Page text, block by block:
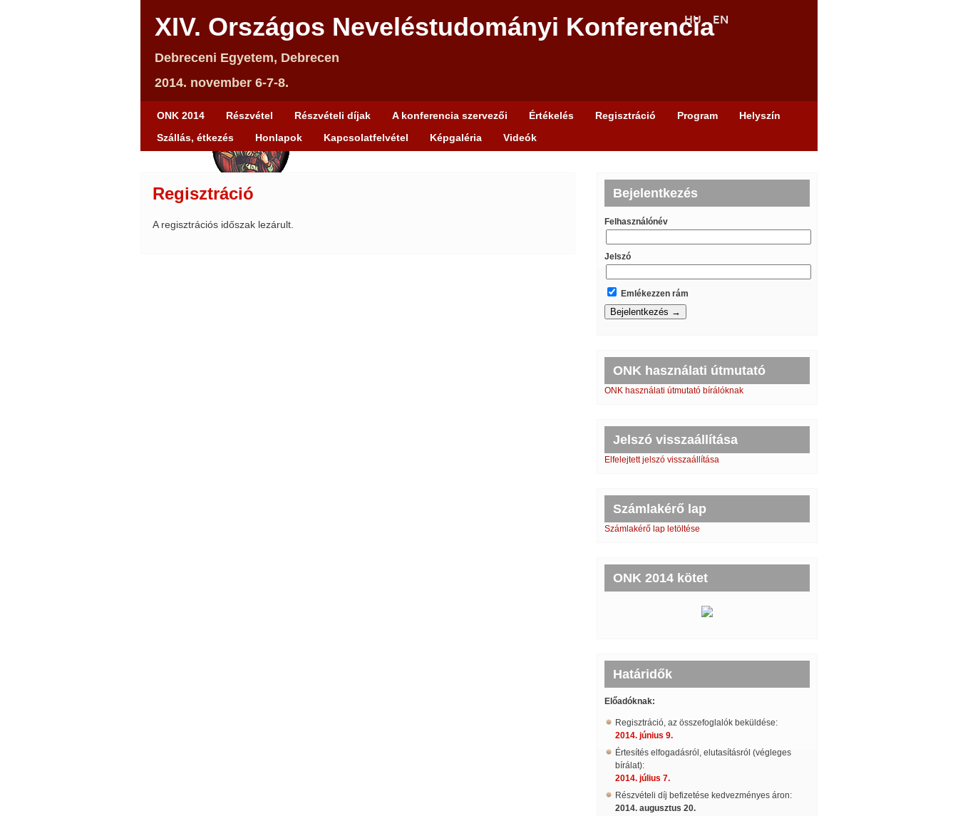
XIV. Országos Neveléstudományi Konferencia
Debreceni Egyetem, Debrecen
2014. november 6-7-8.
ONK 2014 Részvétel Részvételi díjak A konferencia szervezői Értékelés Regisztráció Program
Helyszín
Szállás, étkezés
Honlapok Kapcsolatfelvétel Képgaléria Videók
Regisztráció
A regisztrációs időszak lezárult.
Bejelentkezés
Felhasználónév
Jelszó
Emlékezzen rám
ONK használati útmutató
ONK használati útmutató bírálóknak
Jelszó visszaállítása
Elfelejtett jelszó visszaállítása
Számlakérő lap
Számlakérő lap letöltése
ONK 2014 kötet
Határidők
Előadóknak:
Regisztráció, az összefoglalók beküldése:
2014. június 9.
Értesítés elfogadásról, elutasításról (végleges
bírálat):
2014. július 7.
Részvételi díj befizetése kedvezményes áron:
2014. augusztus 20.